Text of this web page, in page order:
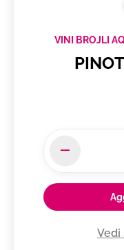
VINI BROJLI
Vedi